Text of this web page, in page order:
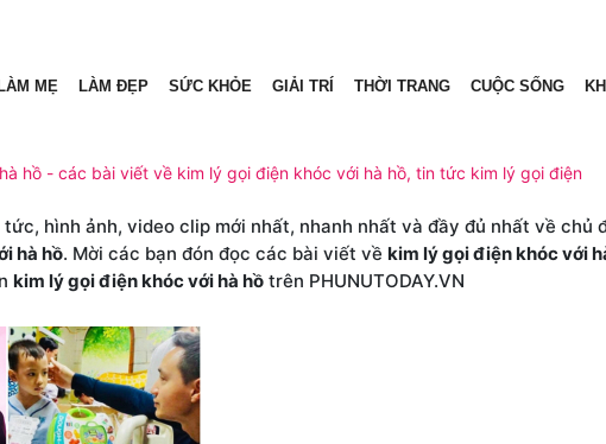
LÀM MẸ LÀM ĐẸP SỨC KHỎE GIẢI TRÍ THỜI TRANG CUỘC SỐNG
hồ - các bài viết về kim lý gọi điện khóc với hà hồ, tin tức kim lý gọi điện
hình ảnh, video clip mới nhất, nhanh nhất và đầy đủ nhất về chủ
hà hồ. Mời các bạn đón đọc các bài viết về kim lý gọi điện khóc với
kim lý gọi điện khóc với hà hồ trên PHUNUTODAY.VN